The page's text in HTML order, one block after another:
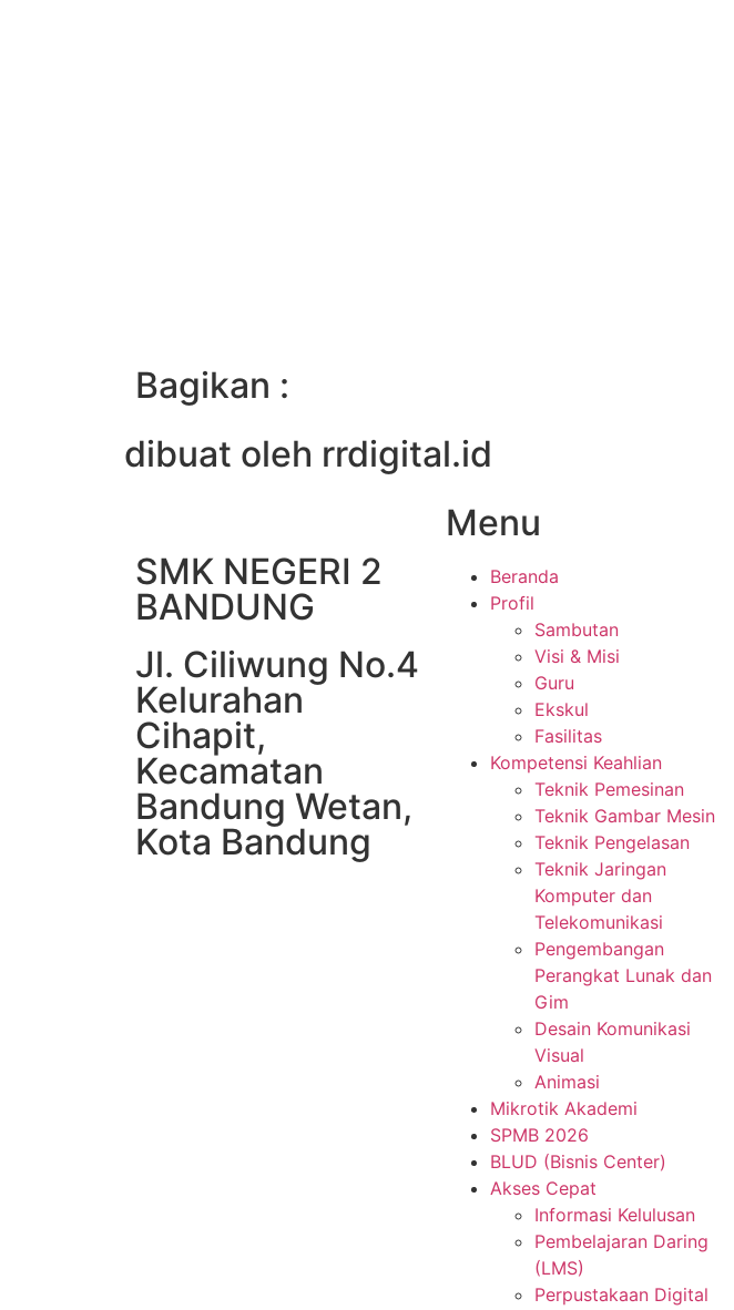
Bagikan :
dibuat oleh rrdigital.id
SMK NEGERI 2
BANDUNG
Jl. Ciliwung No.4
Kelurahan
Cihapit,
Kecamatan
Bandung Wetan,
Kota Bandung
Menu
Beranda
Profil
Sambutan
Visi & Misi
Guru
Ekskul
Fasilitas
Kompetensi Keahlian
Teknik Pemesinan
Teknik Gambar Mesin
Teknik Pengelasan
Teknik Jaringan
Komputer dan
Telekomunikasi
Pengembangan
Perangkat Lunak dan
Gim
Desain Komunikasi
Visual
Animasi
Mikrotik Akademi
SPMB 2026
BLUD (Bisnis Center)
Akses Cepat
Informasi Kelulusan
Pembelajaran Daring
(LMS)
Perpustakaan Digital